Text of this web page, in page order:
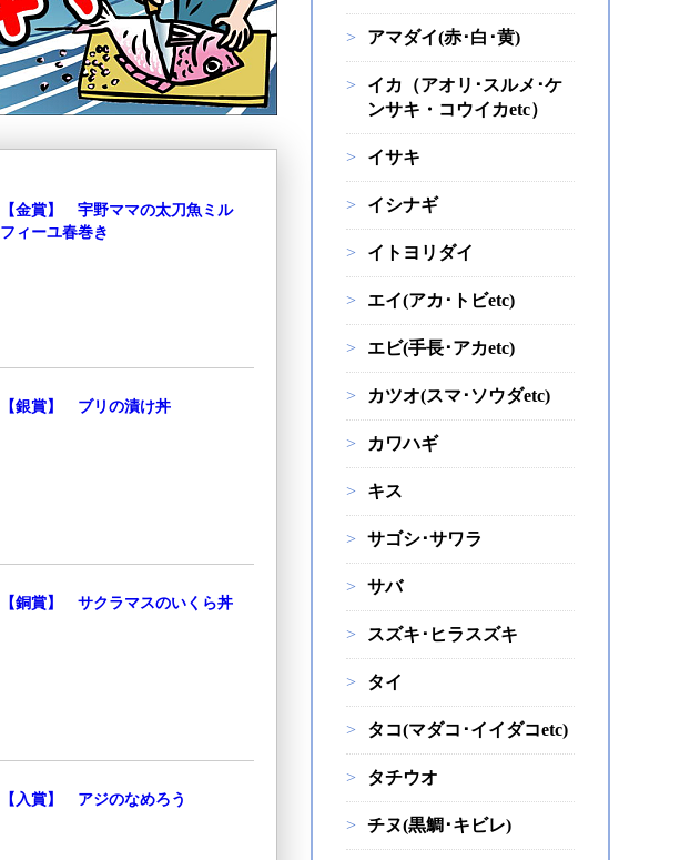
【金賞】 宇野ママの太刀魚ミル
フィーユ春巻き
【銀賞】 ブリの漬け丼
【銅賞】 サクラマスのいくら丼
【入賞】 アジのなめろう
アマダイ(赤･白･黄)
イカ（アオリ･スルメ･ケ
ンサキ・コウイカetc）
イサキ
イシナギ
イトヨリダイ
エイ(アカ･トビetc)
エビ(手長･アカetc)
カツオ(スマ･ソウダetc)
カワハギ
キス
サゴシ･サワラ
サバ
スズキ･ヒラスズキ
タイ
タコ(マダコ･イイダコetc)
タチウオ
チヌ(黒鯛･キビレ)